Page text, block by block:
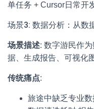
单任务 + Cursor日常开
场景3: 数据分析：从数
场景描述: 数字游民作
据、生成报告、可视化
传统痛点:
旅途中缺乏专业